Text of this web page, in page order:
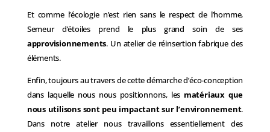
Et comme l’écologie n’est rien sans le respect de l’homme,
Semeur d’étoiles prend le plus grand soin de ses
approvisionnements. Un atelier de réinsertion fabrique des
éléments.
Enfin, toujours au travers de cette démarche d’éco-conception
dans laquelle nous nous positionnons, les matériaux que
nous utilisons sont peu impactant sur l’environnement.
Dans notre atelier nous travaillons essentiellement des